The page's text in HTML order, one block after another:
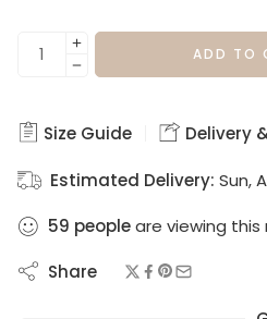
ADD TO
Size Guide Delivery
Estimated Delivery: Sun,
59 peopleare viewing this
Share